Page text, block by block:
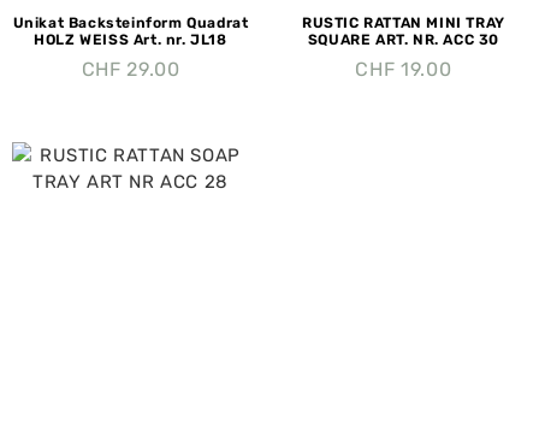
Unikat Backsteinform Quadrat
HOLZ WEISS Art. nr. JL18
CHF 29.00
RUSTIC RATTAN MINI TRAY
SQUARE ART. NR. ACC 30
CHF 19.00